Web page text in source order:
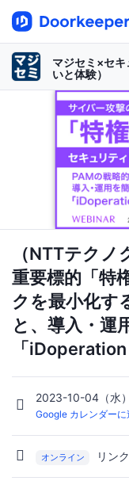
マジセミ×セ
いと体験）
（NTTテク
重要標的「特
クを最小化す
と、導入・運
「
2023-10-04（水
Google カレンダーに
オンライン リン